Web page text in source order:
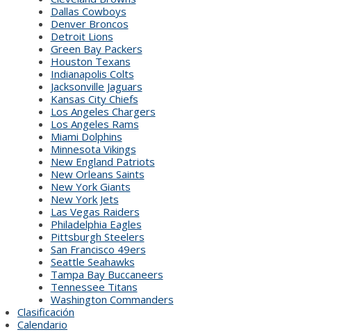
Dallas Cowboys
Denver Broncos
Detroit Lions
Green Bay Packers
Houston Texans
Indianapolis Colts
Jacksonville Jaguars
Kansas City Chiefs
Los Angeles Chargers
Los Angeles Rams
Miami Dolphins
Minnesota Vikings
New England Patriots
New Orleans Saints
New York Giants
New York Jets
Las Vegas Raiders
Philadelphia Eagles
Pittsburgh Steelers
San Francisco 49ers
Seattle Seahawks
Tampa Bay Buccaneers
Tennessee Titans
Washington Commanders
Clasificación
Calendario